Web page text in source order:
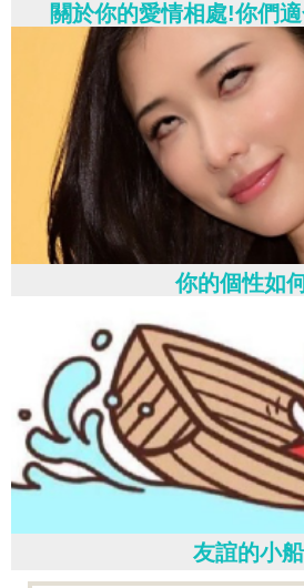
關於你的愛情相處!你們
你的個性如
友誼的小船